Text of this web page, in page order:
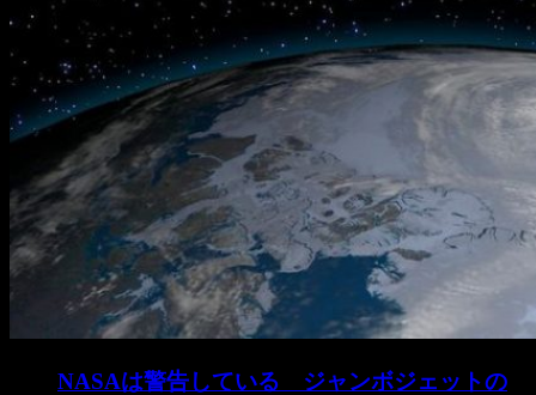
NASAは警告している ジャンボジェットの